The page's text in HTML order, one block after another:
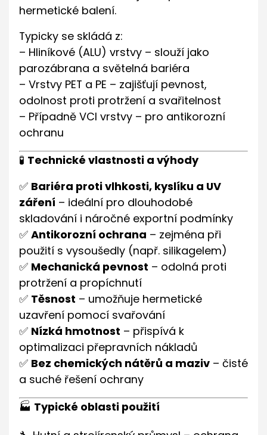
hermetické balení.
Typicky se skládá z:
– Hliníkové (ALU) vrstvy – slouží jako
parozábrana a světelná bariéra
– Vrstvy PET a PE – zajišťují pevnost,
odolnost proti protržení a svařitelnost
– Případně VCI vrstvy – pro antikorozní
ochranu
🧪 Technické vlastnosti a výhody
✅ Bariéra proti vlhkosti, kyslíku a UV
záření – ideální pro dlouhodobé
skladování i náročné exportní podmínky
✅ Antikorozní ochrana – zejména při
použití s vysoušedly (např. silikagelem)
✅ Mechanická pevnost – odolná proti
protržení a propíchnutí
✅ Těsnost – umožňuje hermetické
uzavření pomocí svařování
✅ Nízká hmotnost – přispívá k
optimalizaci přepravních nákladů
✅ Bez chemických nátěrů a maziv– čisté
a suché řešení ochrany
🏭 Typické oblasti použití